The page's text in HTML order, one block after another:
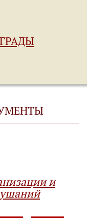
и